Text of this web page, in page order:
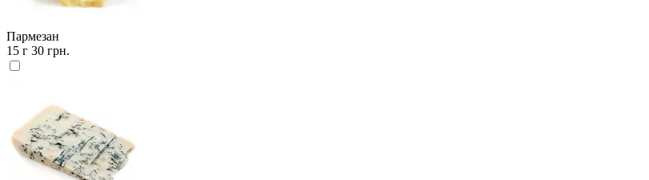
Пармезан
15 г 30 грн.